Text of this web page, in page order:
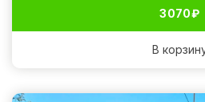
3 070₽
В